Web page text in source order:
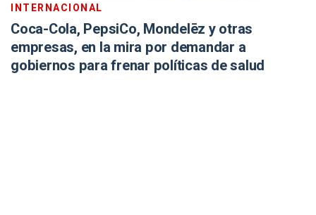
INTERNACIONAL
Coca-Cola, PepsiCo, Mondelēz y otras
empresas, en la mira por demandar a
gobiernos para frenar políticas de salud